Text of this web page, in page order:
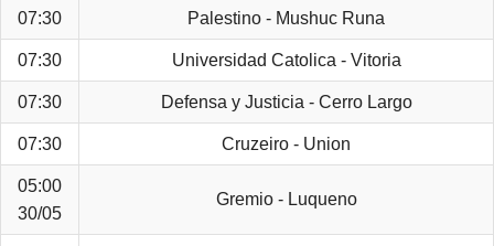
07:30 Palestino - Mushuc Runa
07:30 Universidad Catolica - Vitoria
07:30 Defensa y Justicia - Cerro Largo
07:30 Cruzeiro - Union
05:00
30/05
Gremio - Luqueno